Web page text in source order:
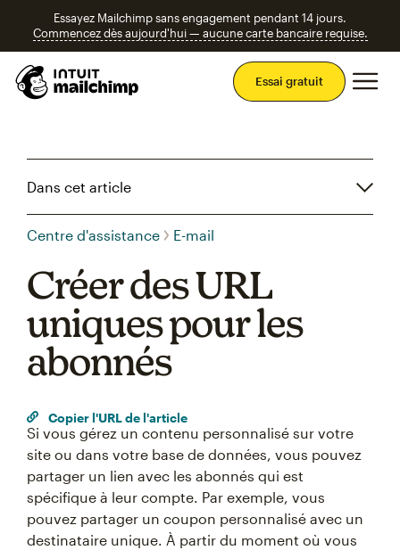
Essayez Mailchimp sans engagement pendant 14 jours.
Commencez dès aujourd'hui — aucune carte bancaire requise.
Essai gratuit
Dans cet article
Centre d'assistance E-mail
Créer des URL
uniques pour les
abonnés
Copier l'URL de l'article
Si vous gérez un contenu personnalisé sur votre
site ou dans votre base de données, vous pouvez
partager un lien avec les abonnés qui est
spécifique à leur compte. Par exemple, vous
pouvez partager un coupon personnalisé avec un
destinataire unique. À partir du moment où vous